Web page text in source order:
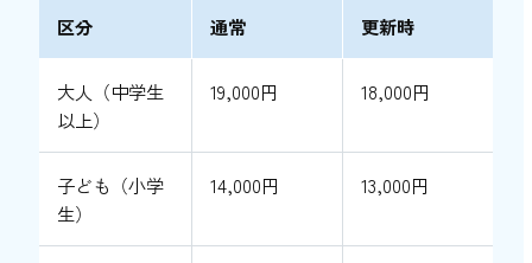
区分 通常 更新時
大人（中学生
以上）
19,000円 18,000円
子ども（小学
生）
14,000円 13,000円